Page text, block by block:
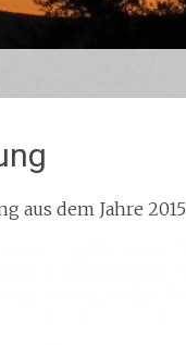
aus dem Jahre 2015